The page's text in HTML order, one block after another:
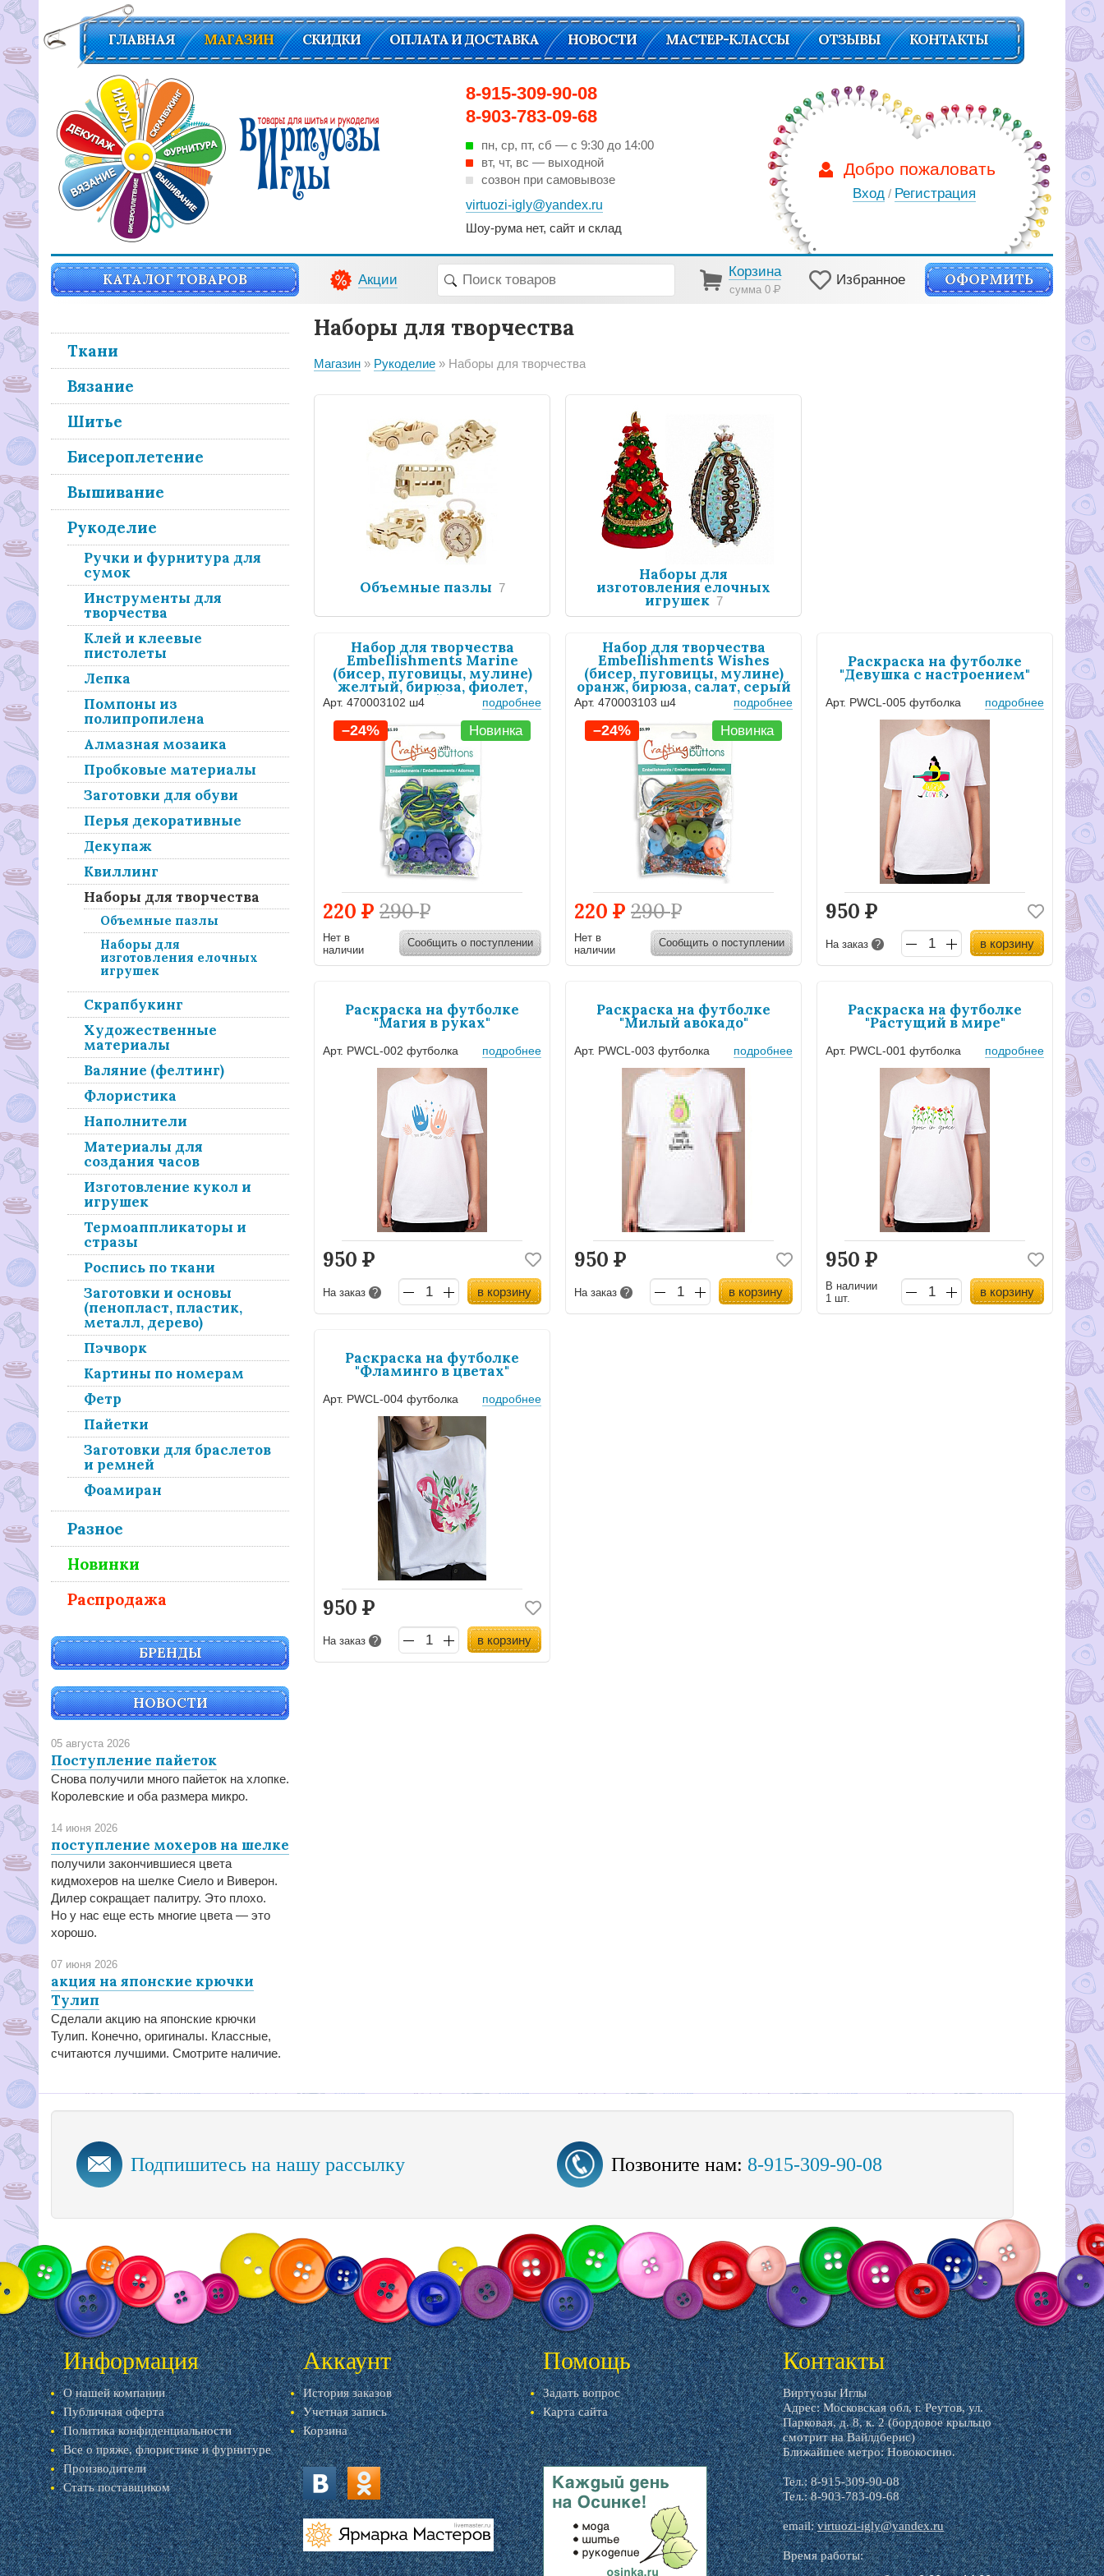
8-915-309-90-08
8-903-783-09-68
пн, ср, пт, cб — с 9:30 до 14:00
вт, чт, вс — выходной
созвон при самовывозе
virtuozi-igly@yandex.ru
Шоу-рума нет, сайт и склад
ГЛАВНАЯ МАГАЗИН СКИДКИ ОПЛАТА И ДОСТАВКА НОВОСТИ МАСТЕР-КЛАССЫ ОТЗЫВЫ КОНТАКТЫ
Добро пожаловать
Вход / Регистрация
КАТАЛОГ ТОВАРОВ Акции
Корзина
сумма 0Р
Избранное ОФОРМИТЬ
Ткани
Вязание
Шитье
Бисероплетение
Вышивание
Рукоделие
Ручки и фурнитура для
сумок
Инструменты для
творчества
Клей и клеевые
пистолеты
Лепка
Помпоны из
полипропилена
Алмазная мозаика
Пробковые материалы
Заготовки для обуви
Перья декоративные
Декупаж
Квиллинг
Наборы для творчества
Объемные пазлы
Наборы для
изготовления елочных
игрушек
Скрапбукинг
Художественные
материалы
Валяние (фелтинг)
Флористика
Наполнители
Материалы для
создания часов
Изготовление кукол и
игрушек
Термоаппликаторы и
стразы
Роспись по ткани
Заготовки и основы
(пенопласт, пластик,
металл, дерево)
Пэчворк
Картины по номерам
Фетр
Пайетки
Заготовки для браслетов
и ремней
Фоамиран
Разное
Новинки
Распродажа
БРЕНДЫ
НОВОСТИ
05 августа 2026
Поступление пайеток
Снова получили много пайеток на хлопке.
Королевские и оба размера микро.
14 июня 2026
поступление мохеров на шелке
получили закончившиеся цвета
кидмохеров на шелке Сиело и Виверон.
Дилер сокращает палитру. Это плохо.
Но у нас еще есть многие цвета — это
хорошо.
07 июня 2026
акция на японские крючки
Тулип
Сделали акцию на японские крючки
Тулип. Конечно, оригиналы. Классные,
считаются лучшими. Смотрите наличие.
Наборы для творчества
Магазин Рукоделие Наборы для творчества
Объемные пазлы 7
Наборы для
изготовления елочных
игрушек 7
Набор для творчества
Embellishments Marine
(бисер, пуговицы, мулине)
желтый, бирюза, фиолет,
синий ш4
Арт. 470003102 ш4 подробнее
Новинка
220 Р 290Р
–24%
Нет в
наличии
Сообщить о поступлении
Набор для творчества
Embellishments Wishes
(бисер, пуговицы, мулине)
оранж, бирюза, салат, серый
ш4
Арт. 470003103 ш4 подробнее
Новинка
220 Р 290Р
–24%
Нет в
наличии
Сообщить о поступлении
Раскраска на футболке
"Девушка с настроением"
Арт. PWCL-005 футболка подробнее
950 Р
На заказ ? в корзину
Раскраска на футболке
"Магия в руках"
Арт. PWCL-002 футболка подробнее
950 Р
На заказ ? в корзину
Раскраска на футболке
"Милый авокадо"
Арт. PWCL-003 футболка подробнее
950 Р
На заказ ? в корзину
Раскраска на футболке
"Растущий в мире"
Арт. PWCL-001 футболка подробнее
950 Р
В наличии
1 шт.
в корзину
Раскраска на футболке
"Фламинго в цветах"
Арт. PWCL-004 футболка подробнее
950 Р
На заказ ? в корзину
Подпишитесь на нашу рассылку Позвоните нам: 8-915-309-90-08
Информация
О нашей компании
Публичная оферта
Политика конфиденциальности
Все о пряже, флористике и фурнитуре
Производители
Стать поставщиком
Аккаунт
История заказов
Учетная запись
Корзина
vk.com ok.ru
livemaster.ru
Помощь
Задать вопрос
Карта сайта
Контакты
Виртуозы Иглы
Адрес: Московская обл, г. Реутов, ул.
Парковая, д. 8, к. 2 (бордовое крыльцо
смотрит на Вайлдберис)
Ближайшее метро: Новокосино.
Тел.: 8-915-309-90-08
Тел.: 8-903-783-09-68
email:virtuozi-igly@yandex.ru
Время работы: